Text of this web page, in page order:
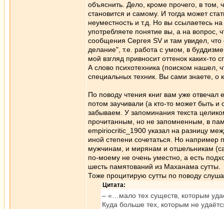
объяснить. Дело, кроме прочего, в том,
становится и самому. И тогда может
неуместность и т.д. Но вы ссылаетесь
употребляете понятие вы, а на вопрос,
сообщения Сергея SV и там увидел, что
делание", т.е. работа с умом, в
мой взгляд привносит оттенок каких-то
А слово психотехника (поиском нашел,
специальных техник. Вы сами знаете, о
По поводу чтения книг вам уже
потом заучивали (а кто-то может быть
забываем. У запоминания текста
прочитанным, но не запомненным, в
empiriocritic_1900 указал на разницу
иной степени сочетаться. Но
мужчинам, и мирянам и отшельникам
по-моему не очень уместно, а есть
шесть памятований из Маханама сутты.
Тоже процитирую сутты по поводу
Цитата:
– «…мало тех существ, которым
Куда больше тех, которым не